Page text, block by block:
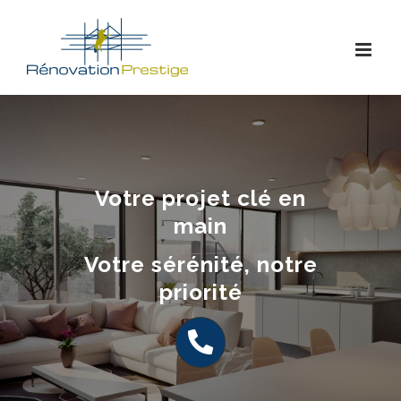
content
Votre projet clé en
main
Votre sérénité, notre
priorité